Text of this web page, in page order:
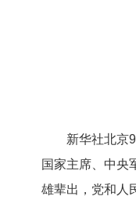
新华社北京
国家主席、中央
雄辈出，党和人